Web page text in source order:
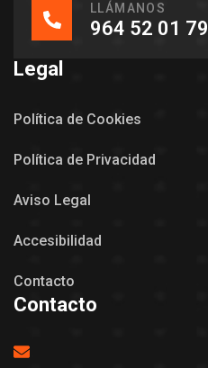
LLÁMANOS
964 52 01 79
Legal
Política de Cookies
Política de Privacidad
Aviso Legal
Accesibilidad
Contacto
Contacto